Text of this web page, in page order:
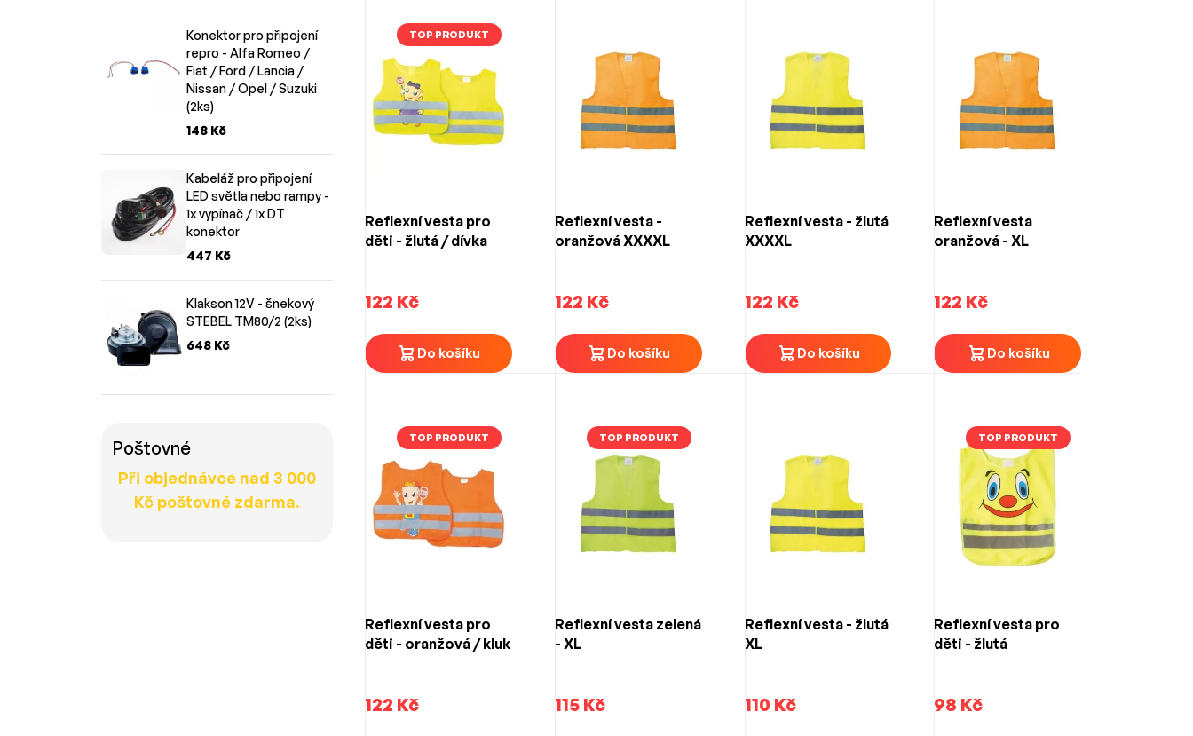
Konektor pro připojení
repro - Alfa Romeo /
Fiat / Ford / Lancia /
Nissan / Opel / Suzuki
(2ks)
148 Kč
Kabeláž pro připojení
LED světla nebo rampy -
1x vypínač / 1x DT
konektor
447 Kč
Klakson 12V - šnekový
STEBEL TM80/2 (2ks)
648 Kč
Poštovné
Při objednávce nad 3 000
Kč poštovné zdarma.
TOP PRODUKT
Reflexní vesta pro
děti - žlutá / dívka
122 Kč
Do košíku
Reflexní vesta -
oranžová XXXXL
122 Kč
Do košíku
Reflexní vesta - žlutá
XXXXL
122 Kč
Do košíku
Reflexní vesta
oranžová - XL
122 Kč
Do košíku
TOP PRODUKT
Reflexní vesta pro
děti - oranžová / kluk
122 Kč
TOP PRODUKT
Reflexní vesta zelená
- XL
115 Kč
Reflexní vesta - žlutá
XL
110 Kč
TOP PRODUKT
Reflexní vesta pro
děti - žlutá
98 Kč